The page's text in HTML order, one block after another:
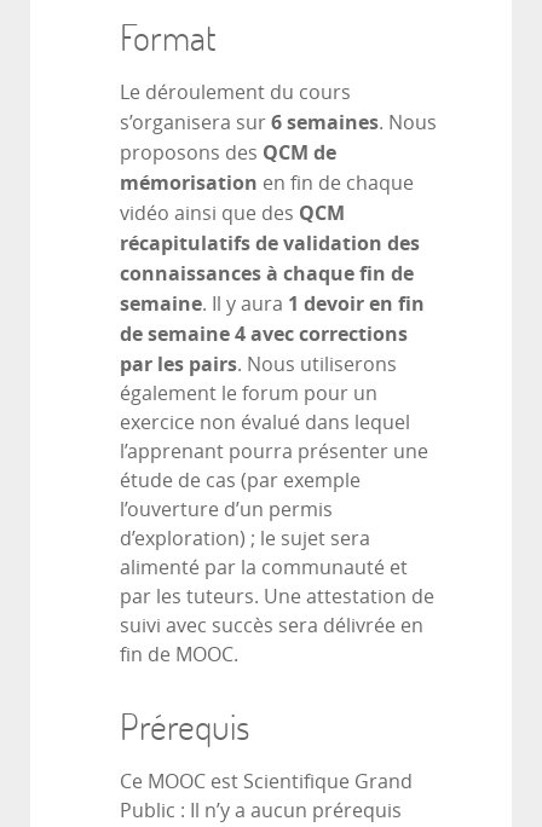
Format
Le déroulement du cours
s’organisera sur 6 semaines. Nous
proposons des QCM de
mémorisation en fin de chaque
vidéo ainsi que des QCM
récapitulatifs de validation des
connaissances à chaque fin de
semaine. Il y aura 1 devoir en fin
de semaine 4 avec corrections
par les pairs. Nous utiliserons
également le forum pour un
exercice non évalué dans lequel
l’apprenant pourra présenter une
étude de cas (par exemple
l’ouverture d’un permis
d’exploration) ; le sujet sera
alimenté par la communauté et
par les tuteurs. Une attestation de
suivi avec succès sera délivrée en
fin de MOOC.
Prérequis
Ce MOOC est Scientifique Grand
Public : Il n’y a aucun prérequis